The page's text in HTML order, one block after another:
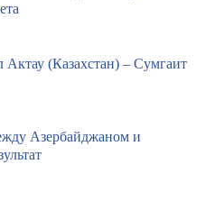
(Казахстан) – Сумгаит
Азербайджаном и